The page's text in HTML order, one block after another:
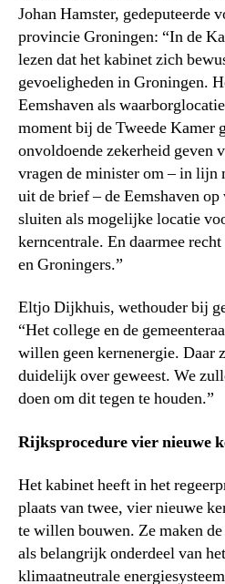
Johan Hamster, gedeputeerde
provincie Groningen: “In de
lezen dat het kabinet zich
gevoeligheden in Groningen.
Eemshaven als
moment bij de Tweede Kamer
onvoldoende zekerheid geven
vragen de minister om – in lijn
uit de brief – de Eemshaven
sluiten als mogelijke locatie
kerncentrale. En daarmee
en Groningers.”
Eltjo Dijkhuis, wethouder bij
“Het college en de
willen geen kernenergie. Daar
duidelijk over geweest. We
doen om dit tegen te houden.”
Rijksprocedure vier nieuwe
Het kabinet heeft in het
plaats van twee, vier nieuwe
te willen bouwen. Ze maken
als belangrijk onderdeel van
klimaatneutrale